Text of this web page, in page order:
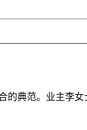
典范。业主李